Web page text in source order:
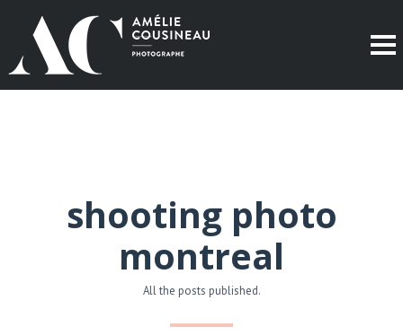
shooting photo
montreal
All the posts published.